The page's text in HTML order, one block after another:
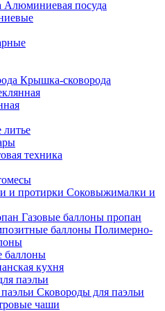
Алюминиевая посуда
Крышка-сковорода
литье
техника
Соковыжималки и
Газовые баллоны пропан
Полимерно-
баллоны
кухня
паэльи
Сковороды для паэльи
чаши